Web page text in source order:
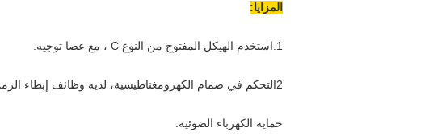
المزايا:
1. استخدم الهيكل المفتوح من النوع C ، مع عصا توجيه.
2التحكم في صمام الكهرومغناطيسية، لديه وظائف إبطاء الزمن التلقائي،
حماية الكهرباء الضوئية.